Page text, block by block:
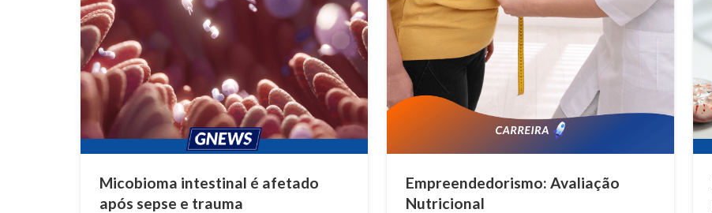
Micobioma intestinal é afetado
após sepse e trauma
Empreendedorismo: Avaliação
Nutricional